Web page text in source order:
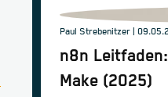
Paul Strebenitzer |
n8n
Make (2025)